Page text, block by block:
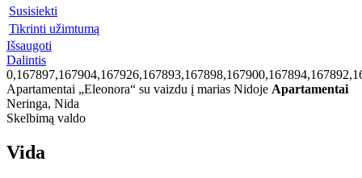
Susisiekti
Tikrinti užimtumą
Išsaugoti
Dalintis
Apartamentai „Eleonora“ su vaizdu į marias Nidoje Apartamentai
Neringa, Nida
Skelbimą valdo
Vida